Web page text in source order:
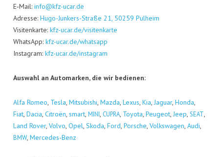
E‑Mail: info@kfz-ucar.de
Adres­se: Hugo-Jun­kers-Stra­ße 21, 50259 Pul­heim
Visi­ten­kar­te: kfz-ucar.de/visitenkarte
Whats­App: kfz-ucar.de/whatsapp
Insta­gram: kfz-ucar.de/instagram
Aus­wahl an Auto­mar­ken, die wir bedienen:
Alfa Romeo, Tes­la, Mitsu­bi­shi, Maz­da, Lexus, Kia, Jagu­ar, Hon­da,
Fiat, Dacia, Citro­ën, smart, MINI, CUPRA, Toyo­ta, Peu­geot, Jeep, SEAT,
Land Rover, Vol­vo, Opel, Sko­da, Ford, Por­sche, Volks­wa­gen, Audi,
BMW, Mer­ce­des-Benz